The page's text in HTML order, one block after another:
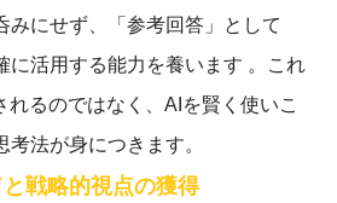
みにせず、「参考回答」として
に活用する能力を養います 。これ
れるのではなく、AIを賢く使いこ
法が身につきます。
戦略的視点の獲得